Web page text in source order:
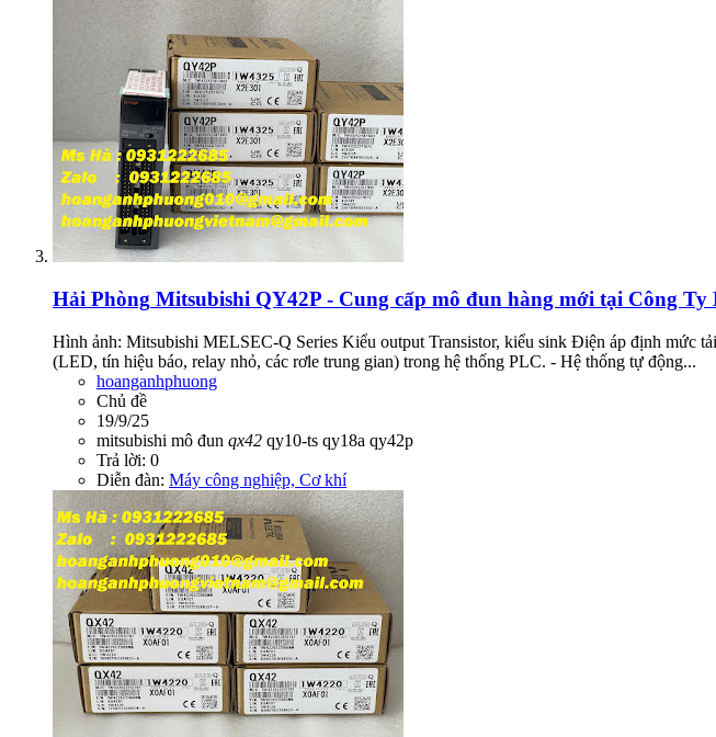
Hải Phòng Mitsubishi QY42P - Cung cấp mô đun hàng mới tại Công Ty
Hình ảnh: Mitsubishi MELSEC‑Q Series Kiểu output Transistor, kiểu sink Điện áp định mức
(LED, tín hiệu báo, relay nhỏ, các rơle trung gian) trong hệ thống PLC. - Hệ thống tự động...
hoanganhphuong
Chủ đề
19/9/25
mitsubishi mô đun qx42 qy10-ts qy18a qy42p
Trả lời: 0
Diễn đàn: Máy công nghiệp, Cơ khí